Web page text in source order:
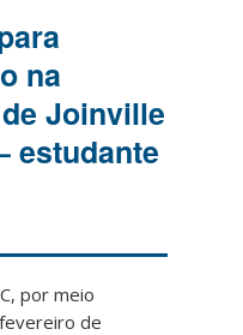
na
Joinville
estudante
por meio
de